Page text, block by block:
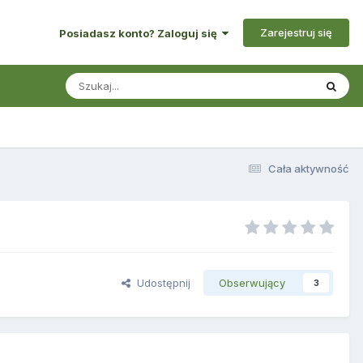
Posiadasz konto? Zaloguj się Zarejestruj się
Cała aktywność
Udostępnij Obserwujący 3